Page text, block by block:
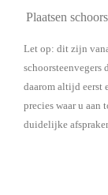
Plaatsen
Let op: dit zijn
schoorsteenvegers
daarom altijd eerst
precies waar u aan
duidelijke